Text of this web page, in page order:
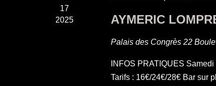
17
2025
AYMERIC
Palais des Congrès 22
INFOS PRATIQUES
Tarifs : 16€/24€/28€ Bar sur